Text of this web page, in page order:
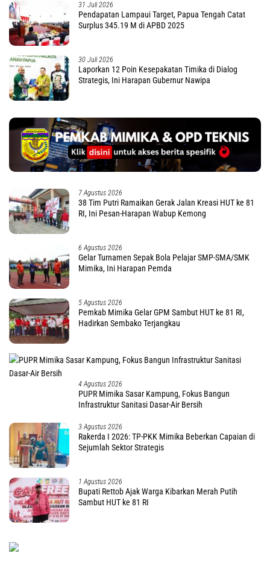
31 Juli 2026
Pendapatan Lampaui Target, Papua Tengah Catat
Surplus 345.19 M di APBD 2025
30 Juli 2026
Laporkan 12 Poin Kesepakatan Timika di Dialog
Strategis, Ini Harapan Gubernur Nawipa
7 Agustus 2026
38 Tim Putri Ramaikan Gerak Jalan Kreasi HUT ke 81
RI, Ini Pesan-Harapan Wabup Kemong
6 Agustus 2026
Gelar Turnamen Sepak Bola Pelajar SMP-SMA/SMK
Mimika, Ini Harapan Pemda
5 Agustus 2026
Pemkab Mimika Gelar GPM Sambut HUT ke 81 RI,
Hadirkan Sembako Terjangkau
4 Agustus 2026
PUPR Mimika Sasar Kampung, Fokus Bangun
Infrastruktur Sanitasi Dasar-Air Bersih
3 Agustus 2026
Rakerda I 2026: TP-PKK Mimika Beberkan Capaian di
Sejumlah Sektor Strategis
1 Agustus 2026
Bupati Rettob Ajak Warga Kibarkan Merah Putih
Sambut HUT ke 81 RI